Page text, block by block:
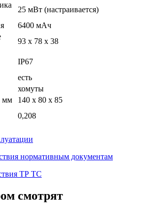
25 мВт (настраивается)
6400 мАч
93 х 78 х 38
IP67
есть
хомуты
мм
140 х 80 х 85
0,208
нормативным документам
ТР ТС
смотрят